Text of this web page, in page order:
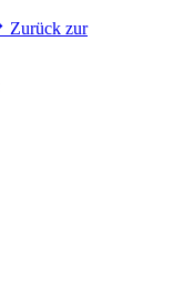
Zurück zur